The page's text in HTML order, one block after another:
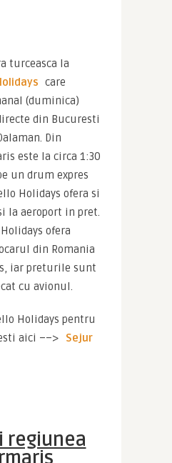
turceasca la
care
(duminica)
din Bucuresti
Din
este la circa 1:30
un drum expres
Holidays ofera si
la aeroport in pret.
ofera
din Romania
iar preturile sunt
cu avionul.
Holidays pentru
aici ––>
Sejur
regiunea